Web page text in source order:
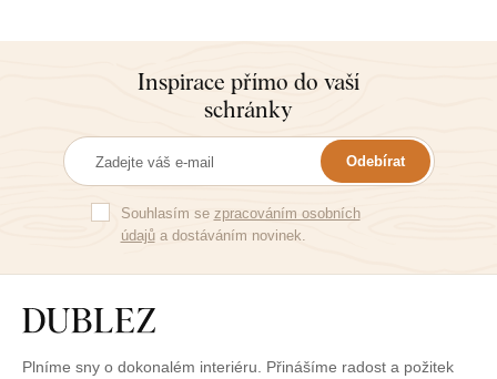
Inspirace přímo do vaší
schránky
Odebírat
Souhlasím se zpracováním osobních
údajůa dostáváním novinek.
Plníme sny o dokonalém interiéru. Přinášíme radost a požitek